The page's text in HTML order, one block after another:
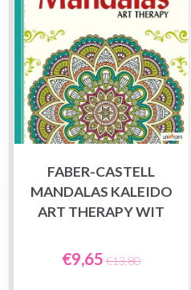
FABER-CASTELL
MANDALAS KALEIDO
ART THERAPY WIT
€9,65 €13,80